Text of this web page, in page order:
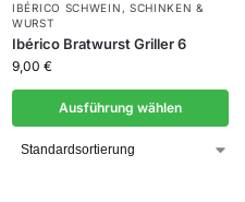
IBÉRICO SCHWEIN , SCHINKEN &
WURST
Ibérico Bratwurst Griller 6
9,00 €
Ausführung wählen